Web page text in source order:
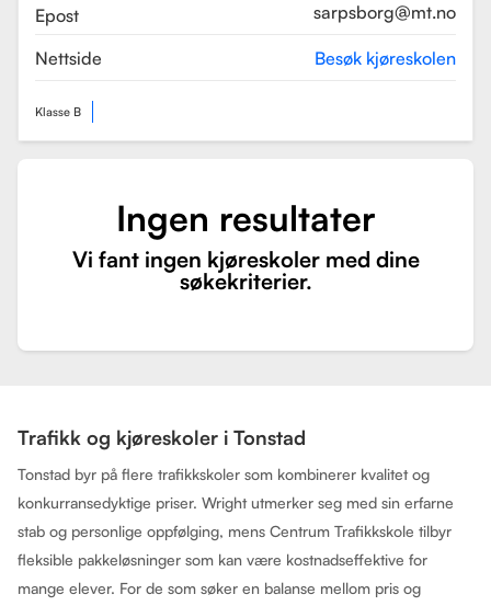
Epost
sarpsborg@mt.no
Nettside Besøk kjøreskolen
Klasse B
Ingen resultater
Vi fant ingen kjøreskoler med dine
søkekriterier.
Trafikk og kjøreskoler i Tonstad
Tonstad byr på flere trafikkskoler som kombinerer kvalitet og
konkurransedyktige priser. Wright utmerker seg med sin erfarne
stab og personlige oppfølging, mens Centrum Trafikkskole tilbyr
fleksible pakkeløsninger som kan være kostnadseffektive for
mange elever. For de som søker en balanse mellom pris og